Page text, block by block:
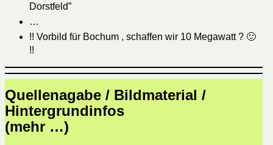
Dorstfeld”
…
!! Vorbild für Bochum , schaffen wir 10 Megawatt ? 🙂
!!
Quellenagabe / Bildmaterial /
Hintergrundinfos
(mehr …)